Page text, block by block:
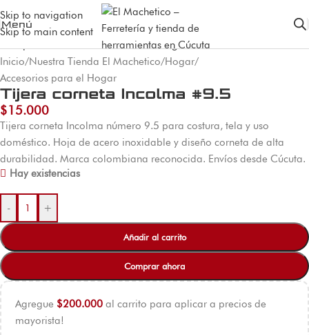
Skip to navigation
Skip to main content
Menú
Inicio/Nuestra Tienda El Machetico/Hogar/
Accesorios para el Hogar
Tijera corneta Incolma #9.5
$15.000
Tijera corneta Incolma número 9.5 para costura, tela y uso
doméstico. Hoja de acero inoxidable y diseño corneta de alta
durabilidad. Marca colombiana reconocida. Envíos desde Cúcuta.
Hay existencias
- +
Añadir al carrito
Comprar ahora
Agregue $200.000 al carrito para aplicar a precios de
mayorista!